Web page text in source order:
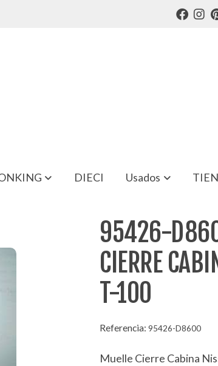
DIECI Usados
95426-
CIERRE
T-100
Referencia:95426-D8600
Muelle Cierre Cabina